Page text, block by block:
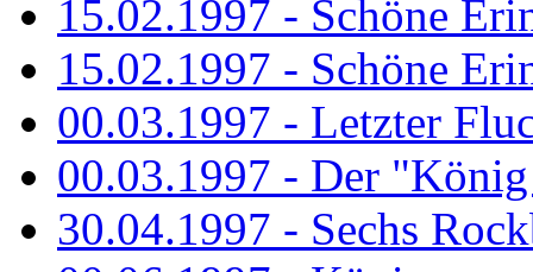
15.02.1997 - Schöne
15.02.1997 - Schöne
00.03.1997 - Letzter
00.03.1997 - Der
30.04.1997 - Sechs